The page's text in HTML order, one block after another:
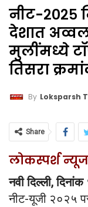
नीट-२०२५
देशात
मुलींमध्ये
तिसरा
By Loksparsh
Share
लोकस्पर्श
नवी दिल्ली,
नीट-यूजी २०२५